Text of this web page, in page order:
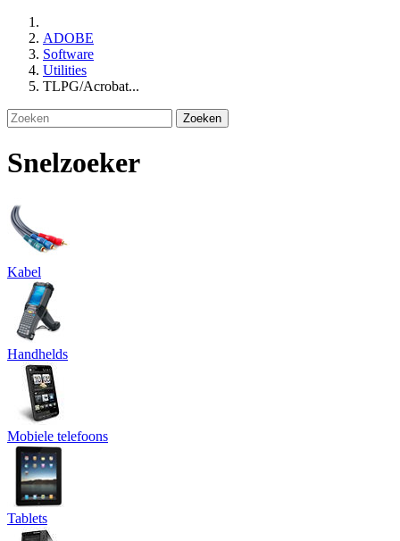
ADOBE
Software
Utilities
TLPG/Acrobat...
Zoeken
Snelzoeker
Kabel
Handhelds
Mobiele telefoons
Tablets